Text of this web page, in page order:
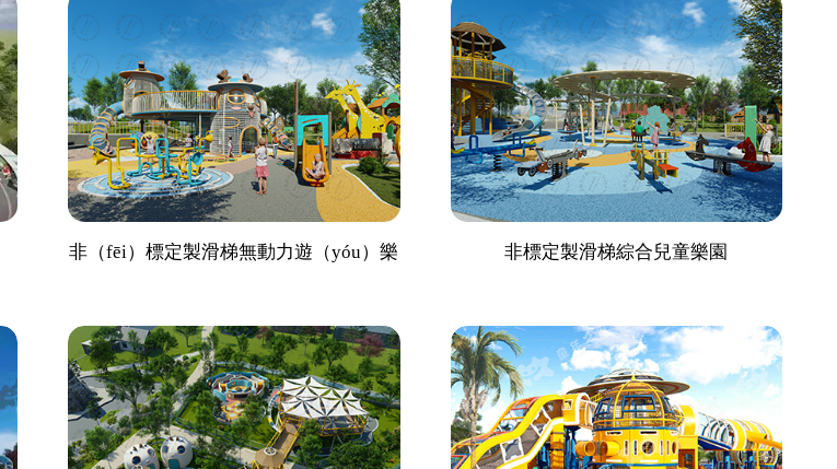
非（fēi）標定製滑梯無動力遊（yóu）樂 非標定製滑梯綜合兒童樂園